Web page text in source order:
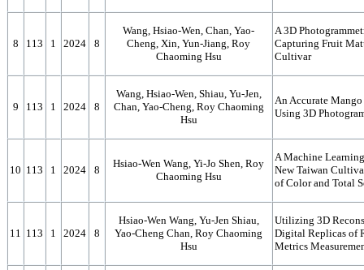
8 113 1 2024 8
Wang, Hsiao-Wen, Chan, Yao-
Cheng, Xin, Yun-Jiang, Roy
Chaoming Hsu
A 3D
Capturing Fruit
Cultivar
9 113 1 2024 8
Wang, Hsiao-Wen, Shiau, Yu-Jen,
Chan, Yao-Cheng, Roy Chaoming
Hsu
An Accurate
Using 3D
10 113 1 2024 8
Hsiao-Wen Wang, Yi-Jo Shen, Roy
Chaoming Hsu
A Machine
New Taiwan
of Color and Total
11 113 1 2024 8
Hsiao-Wen Wang, Yu-Jen Shiau,
Yao-Cheng Chan, Roy Chaoming
Hsu
Utilizing 3D
Digital Replicas of
Metrics